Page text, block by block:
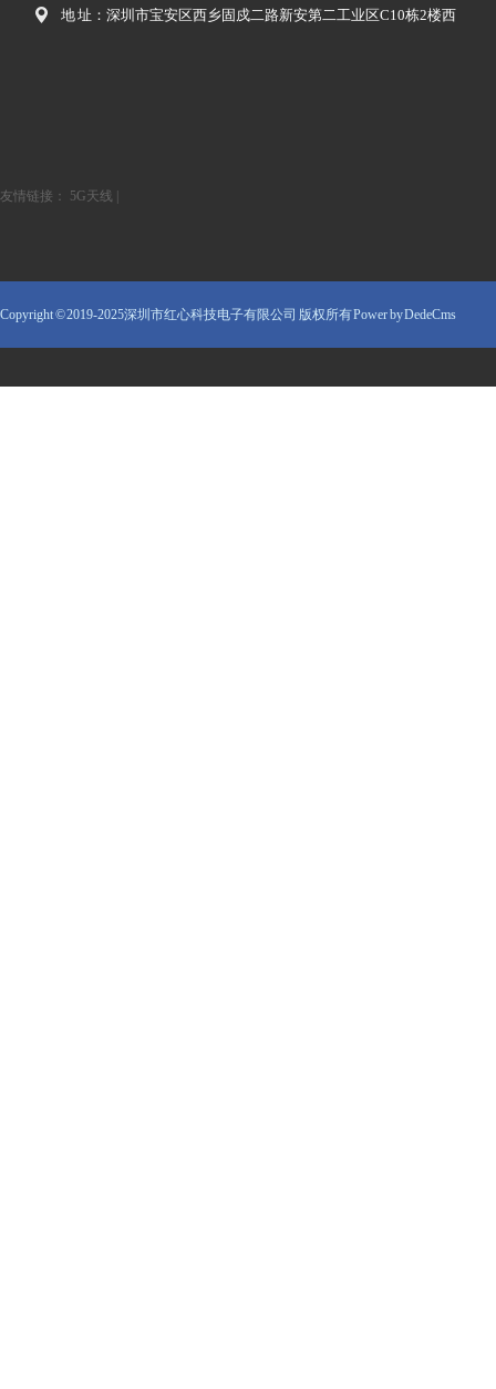
地 址：深圳市宝安区西乡固戍二路新安第二工业区C10栋2楼西
友情链接： 5G天线
Copyright © 2019-2025深圳市红心科技电子有限公司 版权所有Power by DedeCms